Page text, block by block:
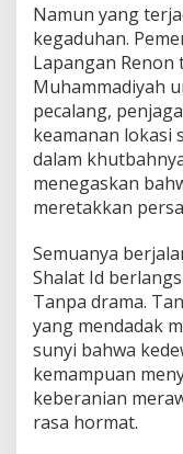
Namun yang
kegaduhan.
Lapangan
Muhammadiyah
pecalang,
keamanan lokasi
dalam
menegaskan
meretakkan
Semuanya
Shalat Id
Tanpa drama.
yang mendadak
sunyi bahwa
kemampuan
keberanian
rasa hormat.